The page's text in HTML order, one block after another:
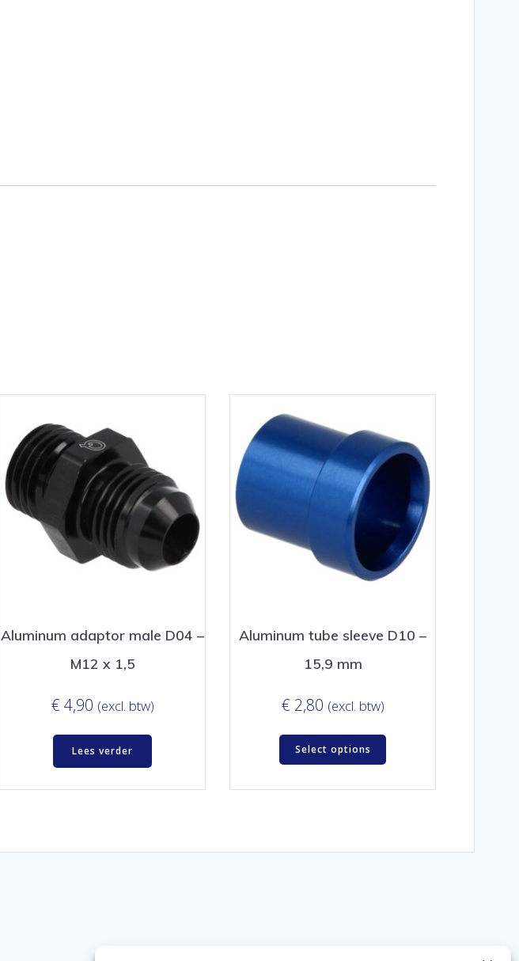
Aluminum adaptor male D04 –
M12 x 1,5
€ 4,90 (excl. btw)
Lees verder
Aluminum tube sleeve D10 –
15,9 mm
€ 2,80 (excl. btw)
Select options